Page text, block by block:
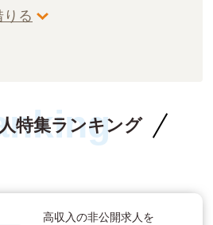
る
特集ランキング
高収入の非公開求人を